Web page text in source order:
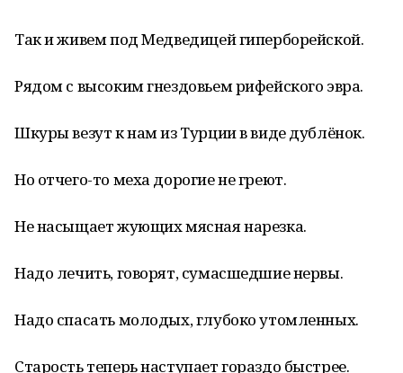
Так и живем под Медведицей гиперборейской.
Рядом с высоким гнездовьем рифейского эвра.
Шкуры везут к нам из Турции в виде дублёнок.
Но отчего-то меха дорогие не греют.
Не насыщает жующих мясная нарезка.
Надо лечить, говорят, сумасшедшие нервы.
Надо спасать молодых, глубоко утомленных.
Старость теперь наступает гораздо быстрее.